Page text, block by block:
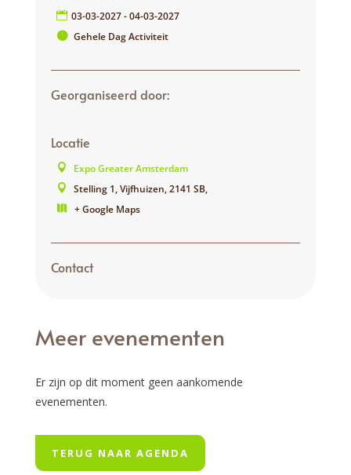
03-03-2027 - 04-03-2027
Gehele Dag Activiteit
Georganiseerd door:
Locatie
Expo Greater Amsterdam
Stelling 1, Vijfhuizen, 2141 SB,
+ Google Maps
Contact
Meer evenementen
Er zijn op dit moment geen aankomende
evenementen.
TERUG NAAR AGENDA